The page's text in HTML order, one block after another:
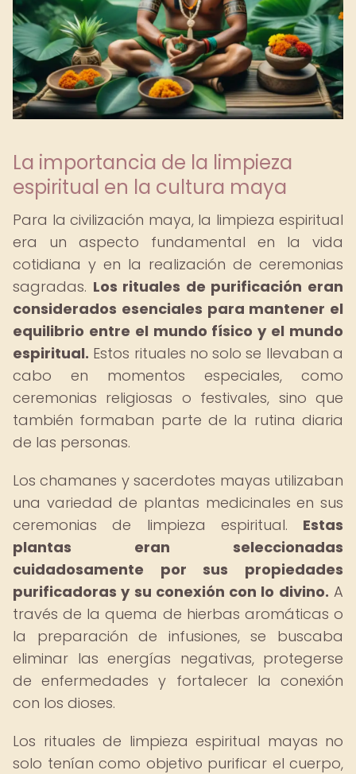
La importancia de la limpieza
espiritual en la cultura maya
Para la civilización maya, la limpieza espiritual
era un aspecto fundamental en la vida
cotidiana y en la realización de ceremonias
sagradas. Los rituales de purificación eran
considerados esenciales para mantener el
equilibrio entre el mundo físico y el mundo
espiritual. Estos rituales no solo se llevaban a
cabo en momentos especiales, como
ceremonias religiosas o festivales, sino que
también formaban parte de la rutina diaria
de las personas.
Los chamanes y sacerdotes mayas utilizaban
una variedad de plantas medicinales en sus
ceremonias de limpieza espiritual. Estas
plantas eran seleccionadas
cuidadosamente por sus propiedades
purificadoras y su conexión con lo divino. A
través de la quema de hierbas aromáticas o
la preparación de infusiones, se buscaba
eliminar las energías negativas, protegerse
de enfermedades y fortalecer la conexión
con los dioses.
Los rituales de limpieza espiritual mayas no
solo tenían como objetivo purificar el cuerpo,